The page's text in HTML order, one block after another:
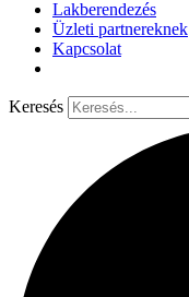
Lakberendezés
Üzleti partnereknek
Kapcsolat
Keresés